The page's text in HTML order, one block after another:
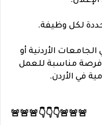
لكل وظيفة.
الأردنية أو
مناسبة للعمل
في الأردن.
🚨🚨🚨👇👇👇🚨🚨🚨